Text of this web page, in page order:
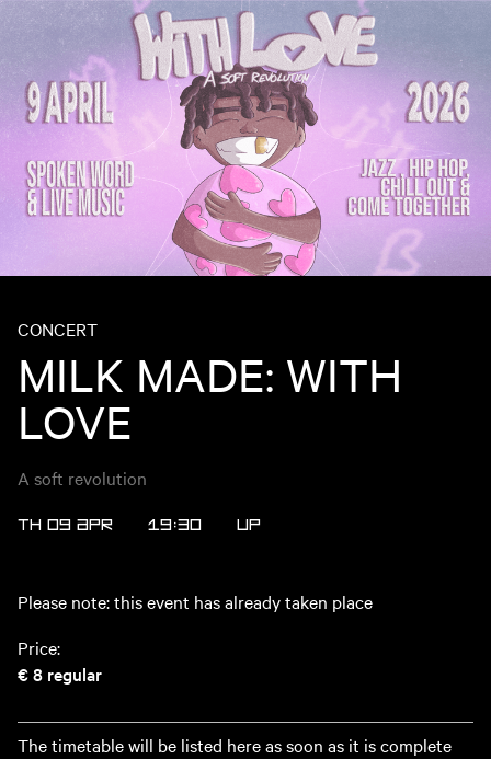
CONCERT
MILK MADE: WITH
LOVE
A soft revolution
TH 09 APR 19:30 UP
Please note: this event has already taken place
Price:
€ 8 regular
The timetable will be listed here as soon as it is complete